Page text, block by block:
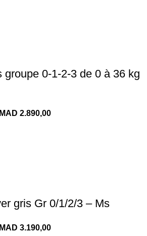
groupe 0-1-2-3 de 0 à 36 kg
MAD
gris Gr 0/1/2/3 – Ms
MAD